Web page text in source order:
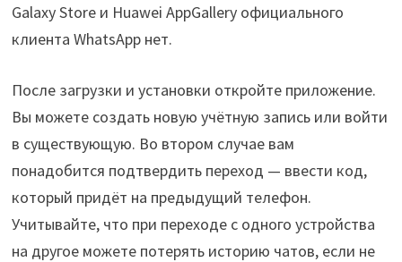
Galaxy Store и Huawei AppGallery официального
клиента WhatsApp нет.
После загрузки и установки откройте приложение.
Вы можете создать новую учётную запись или войти
в существующую. Во втором случае вам
понадобится подтвердить переход — ввести код,
который придёт на предыдущий телефон.
Учитывайте, что при переходе с одного устройства
на другое можете потерять историю чатов, если не